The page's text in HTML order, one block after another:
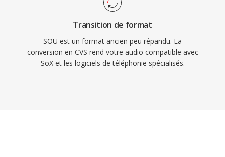
Transition de format
SOU est un format ancien peu répandu. La
conversion en CVS rend votre audio compatible avec
SoX et les logiciels de téléphonie spécialisés.